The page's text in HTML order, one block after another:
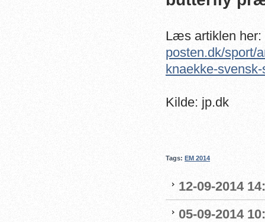
Læs artiklen her:
posten.dk/sport/
knaekke-
Kilde: jp.dk
Tags: EM 2014
12-09-2014
05-09-2014